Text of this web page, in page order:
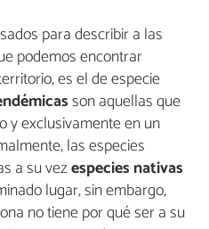
para describir a las
podemos encontrar
es el de especie
son aquellas que
y exclusivamente en un
las especies
a su vezespecies nativas
lugar, sin embargo,
no tiene por qué ser a su